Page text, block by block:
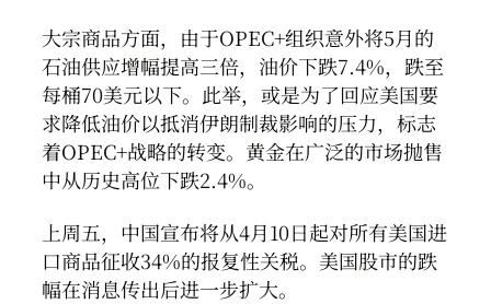
大宗商品方面，由于OPEC+组织意外将5月的
石油供应增幅提高三倍，油价下跌7.4%，跌至
每桶70美元以下。此举，或是为了回应美国要
求降低油价以抵消伊朗制裁影响的压力，标志
着OPEC+战略的转变。黄金在广泛的市场抛售
中从历史高位下跌2.4%。
上周五，中国宣布将从4月10日起对所有美国进
口商品征收34%的报复性关税。美国股市的跌
幅在消息传出后进一步扩大。